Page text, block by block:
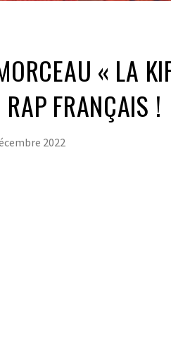
« LA
FRANÇAIS !
2022